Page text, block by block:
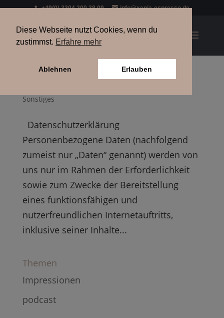
+49(0) 3304 200 38 09 info@xenia-espresso.de
Sonstiges
Datenschutzerklärung
Personenbezogene Daten (nachfolgend
zumeist nur „Daten“ genannt) werden von
uns nur im Rahmen der Erforderlichkeit
sowie zum Zwecke der Bereitstellung
eines funktionsfähigen und
nutzerfreundlichen Internetauftritts,
inklusive seiner Inhalte...
Themen
Impressionen
podcast
Diese Webseite nutzt Cookies, wenn du
zustimmst. Erfahre mehr
Ablehnen Erlauben